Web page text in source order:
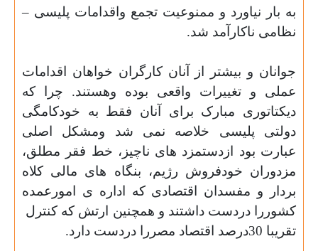
به بار نیاورد و ممنوعیت تجمع واقدامات پلیسی –
نظامی ناکارآمد شد.
جوانان و بیشتر از
آنان کارگران خواهان اقدامات
عملی و
تغییرات واقعی بوده وهستند. چرا که
دیکتاتوری مبارک برای آنان فقط به خودکامگی
دولتی پلیسی خلاصه نمی شد ومشکل اصلی
عبارت بود ازدستمزد های ناچیز، خط فقر مطلق،
مزدوران خودفروش رژیم، بنگاه
های مالی کلاه
بردار
و مفسدان اقتصادی که اداره ی امورعمده
کشوررا دردست داشتند و همچنین ارتش که کنترل
تقریبا 30درصد اقتصاد مصررا دردست دارد
.